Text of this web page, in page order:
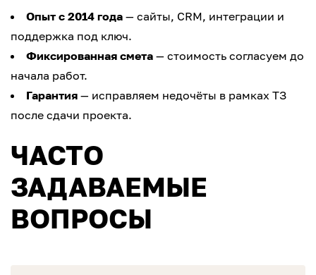
Опыт с 2014 года — сайты, CRM, интеграции и
поддержка под ключ.
Фиксированная смета — стоимость согласуем до
начала работ.
Гарантия — исправляем недочёты в рамках ТЗ
после сдачи проекта.
ЧАСТО
ЗАДАВАЕМЫЕ
ВОПРОСЫ